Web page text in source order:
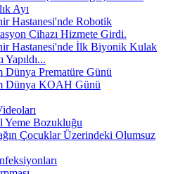
Ayı
Hastanesi'nde Robotik
Cihazı Hizmete Girdi.
Hastanesi'nde İlk Biyonik Kulak
Yapıldı...
Dünya Prematüre Günü
Dünya KOAH Günü
Yeme Bozukluğu
Çocuklar Üzerindeki Olumsuz